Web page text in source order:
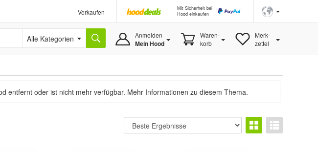
Verkaufen
Mit Sicherheit bei
Hood einkaufen
Alle Kategorien Anmelden
Mein Hood
Waren-
korb
Merk-
zettel
entfernt oder ist nicht mehr verfügbar. Mehr Informationen zu diesem Thema.